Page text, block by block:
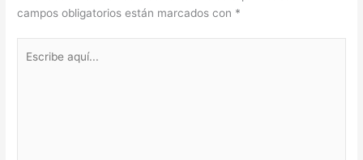
campos obligatorios están marcados con *
aquí...